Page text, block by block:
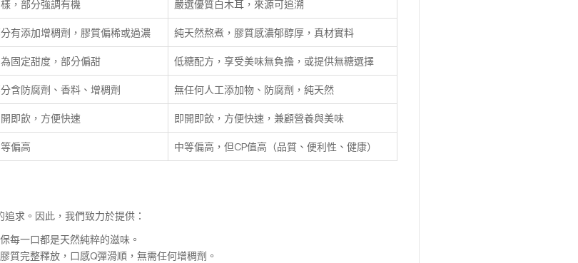
，部分強調有機 嚴選優質白木耳，來源可追溯
有添加增稠劑，膠質偏稀或過濃 純天然熬煮，膠質感濃郁醇厚，真材實料
固定甜度，部分偏甜 低糖配方，享受美味無負擔，或提供無糖選擇
含防腐劑、香料、增稠劑 無任何人工添加物、防腐劑，純天然
即飲，方便快速 即開即飲，方便快速，兼顧營養與美味
偏高 中等偏高，但CP值高（品質、便利性、健康）
求。因此，我們致力於提供：
每一口都是天然純粹的滋味。
質完整釋放，口感Q彈滑順，無需任何增稠劑。